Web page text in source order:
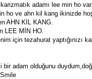
adamı lee min ho var.
ho ve ahn kil kang ikinizde
AHN KİL KANG.
LEE MİN HO.
için tezahurat yaptığınızı
bir adam olduğunu